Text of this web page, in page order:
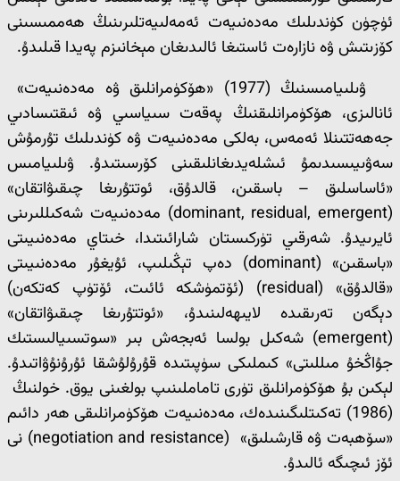
ئۈچۈن كۈندىلىك مەدەنىيەت ئەمەلىيەتلىرىنىڭ ھەممىسىنى
كۆزىتىش ۋە نازارەت ئاستىغا ئالىدىغان مېخانىزم پەيدا قىلىدۇ.
ۋىلىيامىسنىڭ (1977) «ھۆكۈمرانلىق ۋە مەدەنىيەت»
ئانالىزى، ھۆكۈمرانلىقنىڭ پەقەت سىياسىي ۋە ئىقتىسادىي
جەھەتتىنلا ئەمەس، بەلكى مەدەنىيەت ۋە كۈندىلىك تۇرمۇش
سەۋىيىسىدىمۇ ئىشلەيدىغانلىقىنى كۆرسىتىدۇ. ۋىلىيامىس
«ئاساسلىق – باسقىن، قالدۇق، ئوتتۇرىغا چىقىۋاتقان»
(dominant, residual, emergent) مەدەنىيەت شەكىللىرىنى
ئايرىيدۇ. شەرقىي تۈركىستان شارائىتىدا، خىتاي مەدەنىيىتى
«باسقىن» (dominant) دەپ تېڭىلىپ، ئۇيغۇر مەدەنىيىتى
«قالدۇق» (residual) (ئۆتمۈشكە ئائىت، ئۆتۈپ كەتكەن)
دېگەن تەرىقىدە لايىھەلىنىدۇ، «ئوتتۇرىغا چىقىۋاتقان»
(emergent) شەكىل بولسا ئەبجەش بىر «سوتسىيالىستىك
جۇاڭخۇ مىللىتى» كىملىكى سۈپىتىدە قۇرۇلۇشقا ئۇرۇنۇۋاتىدۇ.
لېكىن بۇ ھۆكۈمرانلىق تۈرى تاماملىنىپ بولغىنى يوق. خولنىڭ
(1986) تەكىتلىگىنىدەك، مەدەنىيەت ھۆكۈمرانلىقى ھەر دائىم
«سۆھبەت ۋە قارشىلىق» (negotiation and resistance) نى
ئۆز ئىچىگە ئالىدۇ.